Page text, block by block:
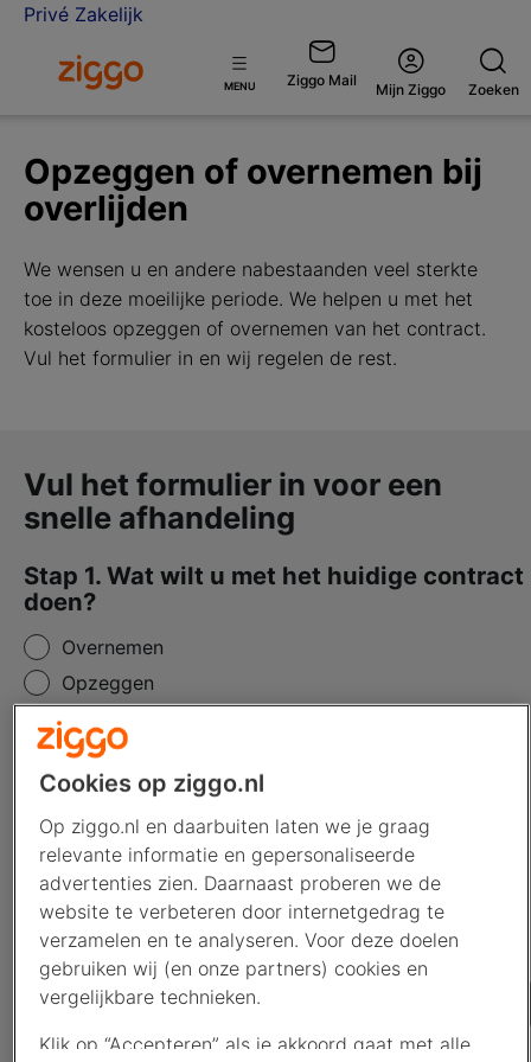
Privé Zakelijk
Ga naar de Ziggo homepage
MENU Ziggo Mail Open
Mijn Ziggo
Zoeken
Opzeggen of overnemen bij
overlijden
We wensen u en andere nabestaanden veel sterkte
toe in deze moeilijke periode. We helpen u met het
kosteloos opzeggen of overnemen van het contract.
Vul het formulier in en wij regelen de rest.
Vul het formulier in voor een
snelle afhandeling
Stap 1. Wat wilt u met het huidige contract
doen?
Overnemen
Opzeggen
Stap 2. Gegevens overledene
Vul hieronder de abonneegegevens van de overledene
in. De verplichte velden zijn aangegeven met een
sterretje.
Klantnummer*
Het klantnummer staat in de bankafschrijving. U vindt het ook in
de bevestigingsmail- of brief van een bestelling.
Cookies op ziggo.nl
Op ziggo.nl en daarbuiten laten we je graag
relevante informatie en gepersonaliseerde
advertenties zien. Daarnaast proberen we de
website te verbeteren door internetgedrag te
verzamelen en te analyseren. Voor deze doelen
gebruiken wij (en onze partners) cookies en
vergelijkbare technieken.
Klik op “Accepteren” als je akkoord gaat met alle